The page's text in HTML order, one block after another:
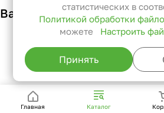
Вам также может
Главная Каталог
могут быть отключены в
системах. Вы можете
браузер так, чтобы он
их или уведомлял вас об их
использовании, но в таком
сайта не будут работать.
статистических в
Политикой обработки
можете
Настроить
Принять